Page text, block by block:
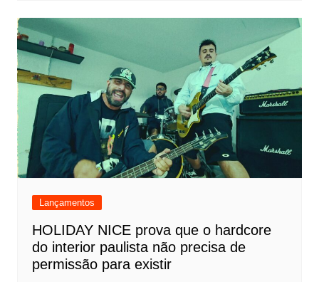
Lançamentos
HOLIDAY NICE prova que o hardcore
do interior paulista não precisa de
permissão para existir